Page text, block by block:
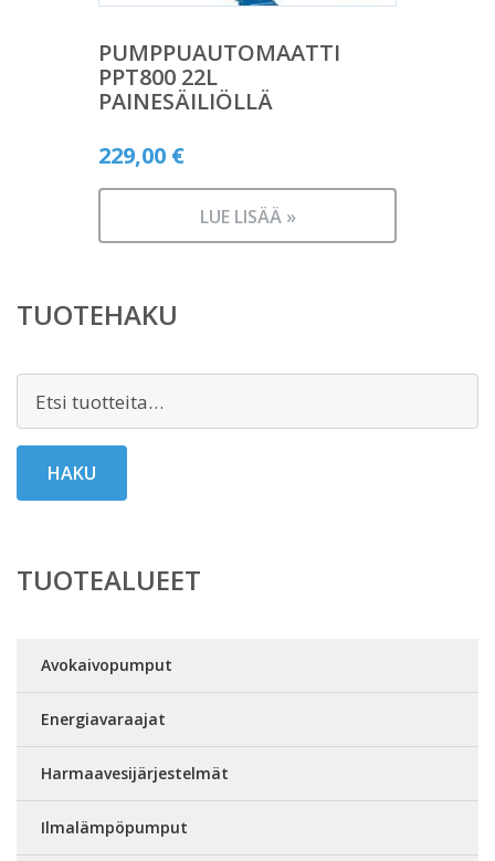
PUMPPUAUTOMAATTI
PPT800 22L
PAINESÄILIÖLLÄ
229,00 €
LUE LISÄÄ »
TUOTEHAKU
HAKU
TUOTEALUEET
Avokaivopumput
Energiavaraajat
Harmaavesijärjestelmät
Ilmalämpöpumput